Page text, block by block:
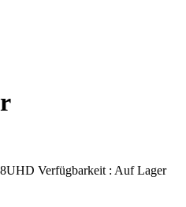
Verfügbarkeit : Auf Lager